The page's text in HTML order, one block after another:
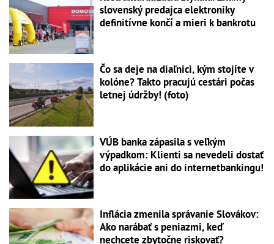
slovenský predajca elektroniky
definitívne končí a mieri k bankrotu
Čo sa deje na diaľnici, kým stojíte v
kolóne? Takto pracujú cestári počas
letnej údržby! (foto)
VÚB banka zápasila s veľkým
výpadkom: Klienti sa nevedeli dostať
do aplikácie ani do internetbankingu!
Inflácia zmenila správanie Slovákov:
Ako narábať s peniazmi, keď
nechcete zbytočne riskovať?